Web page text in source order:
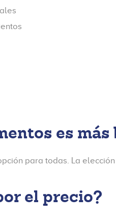
es más
para todas. La
el precio?